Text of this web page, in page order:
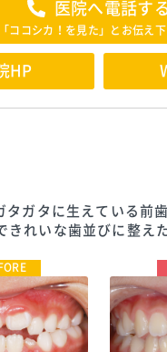
医院へ電話す
「ココシカ！を見た」とお伝え下
HP
タガタに生えている前
きれいな歯並びに整え
ホープデンタル
エスペレ